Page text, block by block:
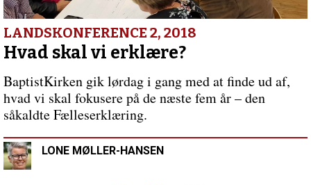
Hvor
går
vores
grænser?
LANDSKONFERENCE 2, 2018
Hvad skal vi erklære?
BaptistKirken gik lørdag i gang med at finde ud af,
hvad vi skal fokusere på de næste fem år – den
såkaldte Fælleserklæring.
LONE MØLLER-HANSEN